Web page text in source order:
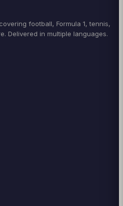
football, Formula 1, tennis,
Delivered in multiple languages.